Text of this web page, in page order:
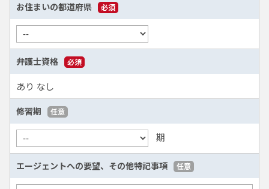
お住まいの都道府県 必須
弁護士資格 必須
あり なし
修習期 任意
期
エージェントへの要望、 その他特記事項 任意